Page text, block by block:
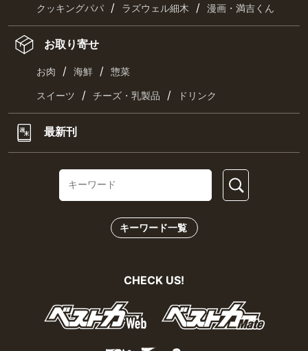
クッキングパパ / ラズウェル細木 / 漫画・満吉くん
お取り寄せ
お肉 / 海鮮 / 惣菜
スイーツ / チーズ・乳製品 / ドリンク
最新刊
キーワード一覧
CHECK US!